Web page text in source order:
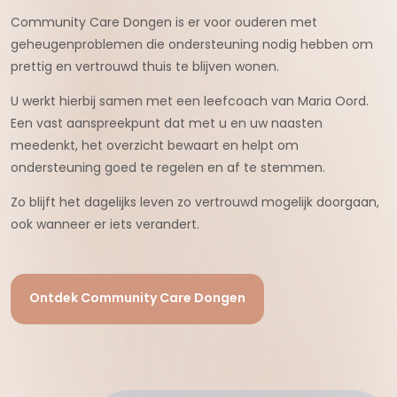
Community Care Dongen is er voor ouderen met
geheugenproblemen die ondersteuning nodig hebben om
prettig en vertrouwd thuis te blijven wonen.
U werkt hierbij samen met een leefcoach van Maria Oord.
Een vast aanspreekpunt dat met u en uw naasten
meedenkt, het overzicht bewaart en helpt om
ondersteuning goed te regelen en af te stemmen.
Zo blijft het dagelijks leven zo vertrouwd mogelijk doorgaan,
ook wanneer er iets verandert.
Ontdek Community Care Dongen